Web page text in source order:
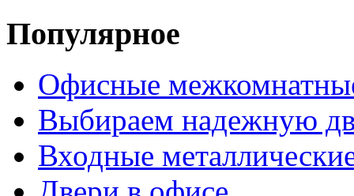
Популярное
Офисные
Выбираем надежную
Входные